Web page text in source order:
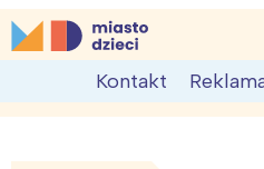
Skip
to
MiastoDzieci.pl
atrakcje dla dzieci,
Kontakt